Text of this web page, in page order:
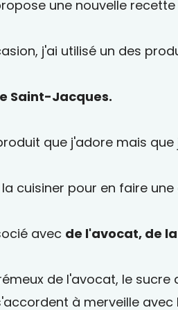
une nouvelle recette
j'ai utilisé un des
Saint-Jacques.
que j'adore mais
cuisiner pour en faire
avec de l'avocat, de
de l'avocat, le
à merveille